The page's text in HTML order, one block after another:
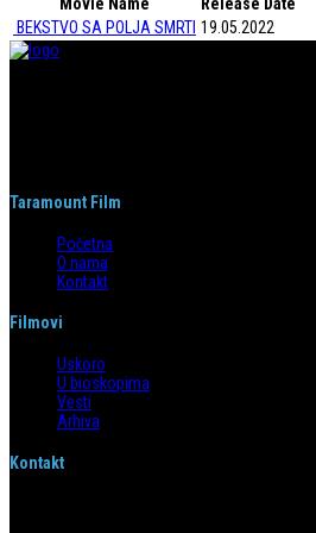
BEKSTVO SA POLJA SMRTI 19.05.2022
Taramount Film
Početna
O nama
Kontakt
Filmovi
Uskoro
U bioskopima
Vesti
Arhiva
Kontakt